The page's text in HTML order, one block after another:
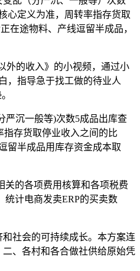
心定义为准，周转率指存货取
在途物料、产线逗留半成品，
外的收入》的小视频，通过小
，指导急于找工做的待业人
沉一般等)次数5成品出库查
存货取停业收入之间的比
留半成品用库存资金成本取
的各项费用核算和各项税费
统计电商发卖ERP的买卖数
社会的可持续成长。本方案连
、各村和各合做社供给原始凭